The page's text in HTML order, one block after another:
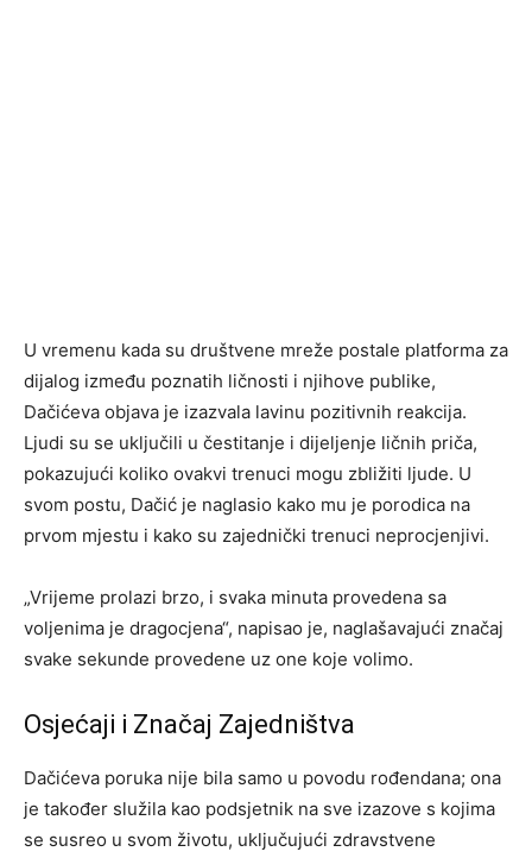
U vremenu kada su društvene mreže postale platforma za
dijalog između poznatih ličnosti i njihove publike,
Dačićeva objava je izazvala lavinu pozitivnih reakcija.
Ljudi su se uključili u čestitanje i dijeljenje ličnih priča,
pokazujući koliko ovakvi trenuci mogu zbližiti ljude. U
svom postu, Dačić je naglasio kako mu je porodica na
prvom mjestu i kako su zajednički trenuci neprocjenjivi.
„Vrijeme prolazi brzo, i svaka minuta provedena sa
voljenima je dragocjena“, napisao je, naglašavajući značaj
svake sekunde provedene uz one koje volimo.
Osjećaji i Značaj Zajedništva
Dačićeva poruka nije bila samo u povodu rođendana; ona
je također služila kao podsjetnik na sve izazove s kojima
se susreo u svom životu, uključujući zdravstvene